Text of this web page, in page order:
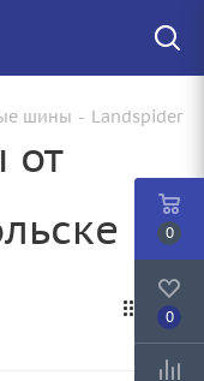
шины - Landspider
от
0
0